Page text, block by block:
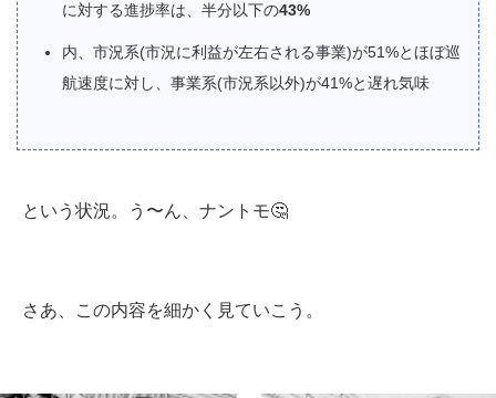
に対する進捗率は、半分以下の43%
内、市況系(市況に利益が左右される事業)が51%とほぼ巡
航速度に対し、事業系(市況系以外)が41%と遅れ気味
という状況。う〜ん、ナントモ🤔
さあ、この内容を細かく見ていこう。